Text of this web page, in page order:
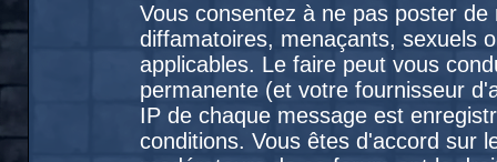
Vous consentez à ne pas poster
diffamatoires, menaçants, sexuels
applicables. Le faire peut vous
permanente (et votre fournisseur
IP de chaque message est
conditions. Vous êtes d'accord sur